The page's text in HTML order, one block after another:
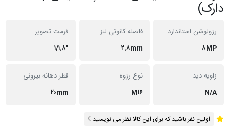
دارک)
رزولوشن استاندارد
۸MP
فاصله کانونی لنز
۲.۸mm
فرمت تصویر
"۱/۱.۸
زاویه دید
N/A
نوع رزوه
M۱۶
قطر دهانه بیرونی
۲۰mm
اولین نفر باشید که برای این کالا نظر می نویسید